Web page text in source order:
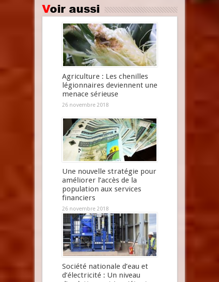
Voir aussi
Agriculture : Les chenilles
légionnaires deviennent une
menace sérieuse
26 novembre 2018
Une nouvelle stratégie pour
améliorer l’accès de la
population aux services
financiers
26 novembre 2018
Société nationale d’eau et
d’électricité : Un niveau